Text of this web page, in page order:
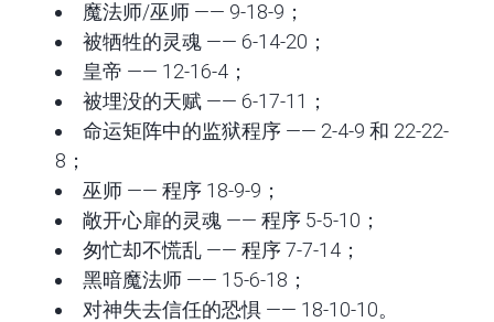
魔法师/巫师 —— 9-18-9；
被牺牲的灵魂 —— 6-14-20；
皇帝 —— 12-16-4；
被埋没的天赋 —— 6-17-11；
命运矩阵中的监狱程序 —— 2-4-9 和 22-22-
8；
巫师 —— 程序 18-9-9；
敞开心扉的灵魂 —— 程序 5-5-10；
匆忙却不慌乱 —— 程序 7-7-14；
黑暗魔法师 —— 15-6-18；
对神失去信任的恐惧 —— 18-10-10。